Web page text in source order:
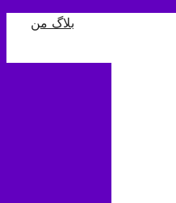
بلاگ من